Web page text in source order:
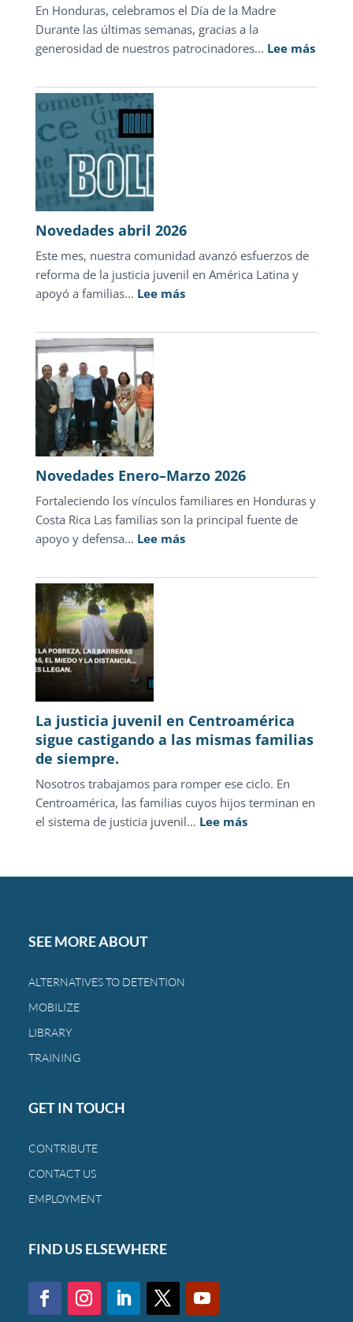
sólo
1.3%
de
carpetas
de
investigación
En Honduras, celebramos el Día de la Madre
Durante las últimas semanas, gracias a la
generosidad de nuestros patrocinadores... Lee más:
Día
Novedades abril 2026
Este mes, nuestra comunidad avanzó esfuerzos de
reforma de la justicia juvenil en América Latina y
apoyó a familias... Lee más:
abril
Novedades Enero–Marzo 2026
Fortaleciendo los vínculos familiares en Honduras y
Costa Rica Las familias son la principal fuente de
apoyo y defensa... Lee más:
Enero–
La justicia juvenil en Centroamérica
sigue castigando a las mismas familias
de siempre.
Nosotros trabajamos para romper ese ciclo. En
Centroamérica, las familias cuyos hijos terminan en
el sistema de justicia juvenil... Lee más:
juvenil
SEE MORE ABOUT
ALTERNATIVES TO DETENTION
MOBILIZE
LIBRARY
TRAINING
GET IN TOUCH
CONTRIBUTE
CONTACT US
EMPLOYMENT
FIND US ELSEWHERE